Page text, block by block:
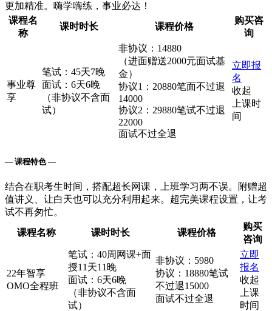
更加精准。嗨学嗨练，事业必达！
课程名
称
课时时长 课程价格
购买咨
询
事业尊
享
笔试：45天7晚
面试：6天6晚
（非协议不含面
试）
非协议：14880
（进面赠送2000元面试基
金）
协议1：20880笔面不过退
14000
协议2：29880笔试不过退
22000
面试不过全退
立即报
名
收起
上课时
间
— 课程特色 —
结合在职考生时间，搭配超长网课，上班学习两不误。附赠超
值讲义、让白天也可以充分利用起来。超完美课程设置，让考
试不再匆忙。
课程名称
课时时长 课程价格
购买
咨询
22年智享
OMO全程班
笔试：40周网课+面
授11天11晚
面试：6天6晚
（非协议不含面
试）
非协议：5980
协议：18880笔试
不过退15000
面试不过全退
立即
报名
收起
上课
时间